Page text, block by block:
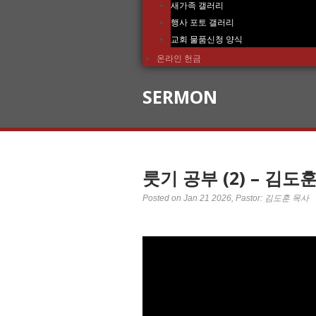
새가족 갤러리
행사 포토 갤러리
교회 물품신청 양식
온라인 헌금
SERMON
룻기 공부 (2) – 김도
Posted on Jan 21 2026, Pastor: 김도훈 목사